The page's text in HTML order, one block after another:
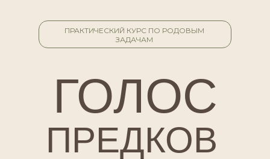
ПРЕДКОВ
ГОЛОС
ПРАКТИЧЕСКИЙ КУРС ПО РОДОВЫМ
ЗАДАЧАМ